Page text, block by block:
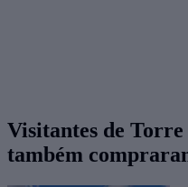
Visitantes de Torre
também